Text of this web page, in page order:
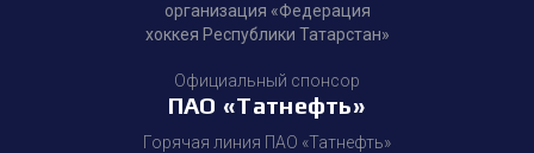
организация «Федерация
хоккея Республики Татарстан»
Официальный спонсор
ПАО «Татнефть»
Горячая линия ПАО «Татнефть»